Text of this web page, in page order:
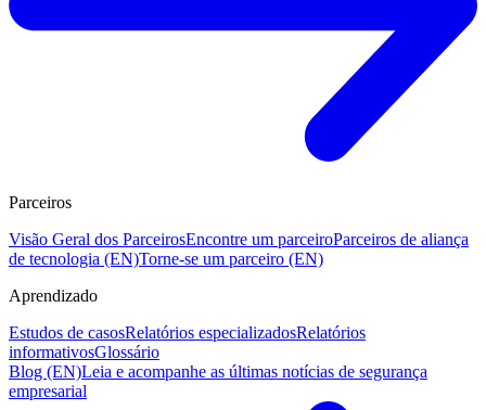
Parceiros
Visão Geral dos ParceirosEncontre um parceiroParceiros de aliança
de tecnologia (EN)Torne-se um parceiro (EN)
Aprendizado
Estudos de casosRelatórios especializadosRelatórios
informativosGlossário
Blog (EN)Leia e acompanhe as últimas notícias de segurança
empresarial